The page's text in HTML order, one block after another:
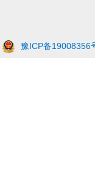
豫ICP备19008356